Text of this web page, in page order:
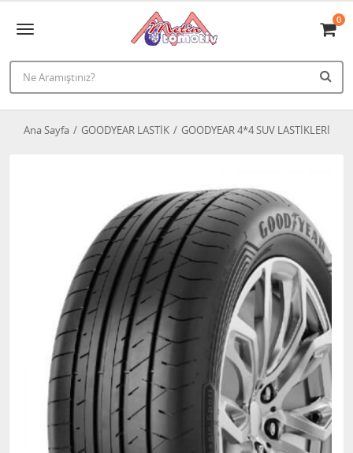
0
Ana Sayfa GOODYEAR LASTİK GOODYEAR 4*4 SUV LASTİKLERİ